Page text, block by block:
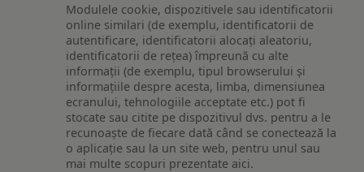
Modulele cookie, dispozitivele sau identificatorii
online similari (de exemplu, identificatorii de
autentificare, identificatorii alocați aleatoriu,
identificatorii de rețea) împreună cu alte
informații (de exemplu, tipul browserului și
informațiile despre acesta, limba, dimensiunea
ecranului, tehnologiile acceptate etc.) pot fi
stocate sau citite pe dispozitivul dvs. pentru a le
recunoaște de fiecare dată când se conectează la
o aplicație sau la un site web, pentru unul sau
mai multe scopuri prezentate aici.